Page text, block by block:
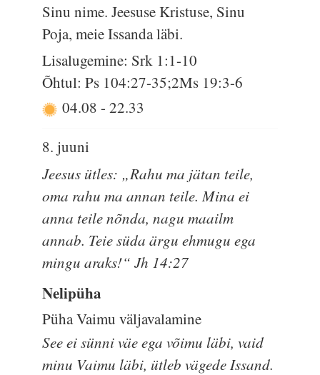
Sinu nime. Jeesuse Kristuse, Sinu
Poja, meie Issanda läbi.
Lisalugemine: Srk 1:1-10
Õhtul: Ps 104:27-35;2Ms 19:3-6
04.08 - 22.33
8. juuni
Jeesus ütles: „Rahu ma jätan teile,
oma rahu ma annan teile. Mina ei
anna teile nõnda, nagu maailm
annab. Teie süda ärgu ehmugu ega
mingu araks!“ Jh 14:27
Nelipüha
Püha Vaimu väljavalamine
See ei sünni väe ega võimu läbi, vaid
minu Vaimu läbi, ütleb vägede Issand.